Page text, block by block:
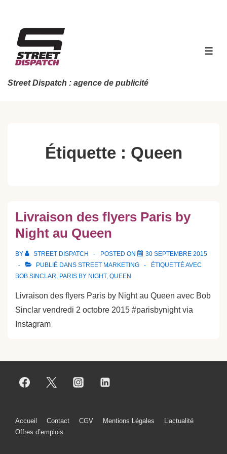
contenu
principal
Street Dispatch : agence de publicité
Étiquette : Queen
Livraison des flyers Paris by
Night au Queen
BY STREET DISPATCH POSTED ON
30 SEPTEMBRE 2015
PUBLIÉ DANS STREET MARKETING
ÉTIQUETTÉ AVEC
BOB SINCLAR, PARIS BY NIGHT, QUEEN
Livraison des flyers Paris by Night au Queen avec Bob
Sinclar vendredi 2 octobre 2015 #parisbynight via
Instagram
Menu
Accueil Contact CGV Mentions Légales
L’actualité
Offres d’emplois